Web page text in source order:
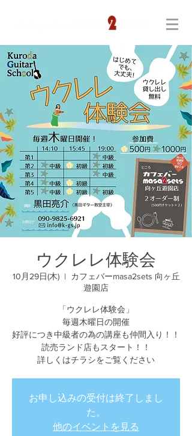
ウクレレ体験会
10月29日(木)
  |
カフェバーmasa2sets 向ヶ丘
遊園店
「ウクレレ体験会」
毎週木曜日の開催
好評につき中級者の為の講座も仲間入り！！
読売ランド店もスタート！！
詳しくはチラシをご覧ください
お申し込みの受付は終了しまし
た。
他のイベントを見る